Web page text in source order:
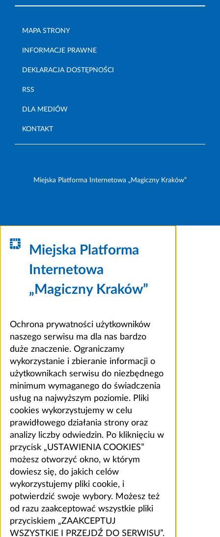
MAPA STRONY
INFORMACJE PRAWNE
DEKLARACJA DOSTĘPNOŚCI
RSS
DLA MEDIÓW
KONTAKT
Miejska Platforma Internetowa „Magiczny Kraków”
Miejska Platforma
Internetowa
„Magiczny Kraków”
Ochrona prywatności użytkowników
naszego serwisu ma dla nas bardzo
duże znaczenie. Ograniczamy
wykorzystanie i zbieranie informacji o
użytkownikach serwisu do niezbędnego
minimum wymaganego do świadczenia
usług na najwyższym poziomie. Pliki
cookies wykorzystujemy w celu
prawidłowego działania strony oraz
analizy liczby odwiedzin. Po kliknięciu w
przycisk „USTAWIENIA COOKIES”
możesz otworzyć okno, w którym
dowiesz się, do jakich celów
wykorzystujemy pliki cookie, i
potwierdzić swoje wybory. Możesz też
od razu zaakceptować wszystkie pliki
przyciskiem „ZAAKCEPTUJ
WSZYSTKIE I PRZEJDŹ DO SERWISU”.